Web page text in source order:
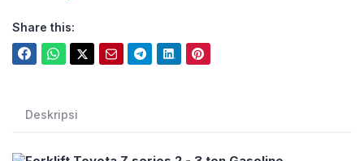
Share this:
Deskripsi